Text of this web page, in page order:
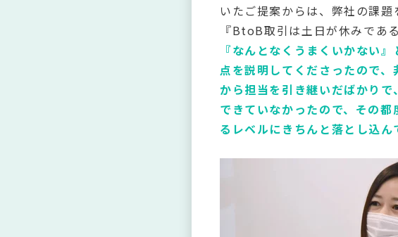
いたご提案からは、弊社の課
『BtoB取引は土日が休みであ
『なんとなくうまくいかない
点を説明してくださったので
から担当を引き継いだばかり
できていなかったので、その
るレベルにきちんと落とし込ん